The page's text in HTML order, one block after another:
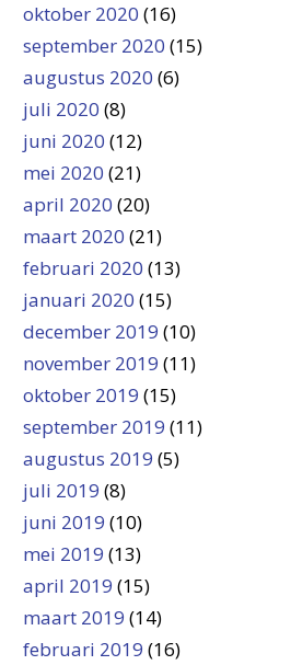
oktober 2020 (16)
september 2020 (15)
augustus 2020 (6)
juli 2020 (8)
juni 2020 (12)
mei 2020 (21)
april 2020 (20)
maart 2020 (21)
februari 2020 (13)
januari 2020 (15)
december 2019 (10)
november 2019 (11)
oktober 2019 (15)
september 2019 (11)
augustus 2019 (5)
juli 2019 (8)
juni 2019 (10)
mei 2019 (13)
april 2019 (15)
maart 2019 (14)
februari 2019 (16)